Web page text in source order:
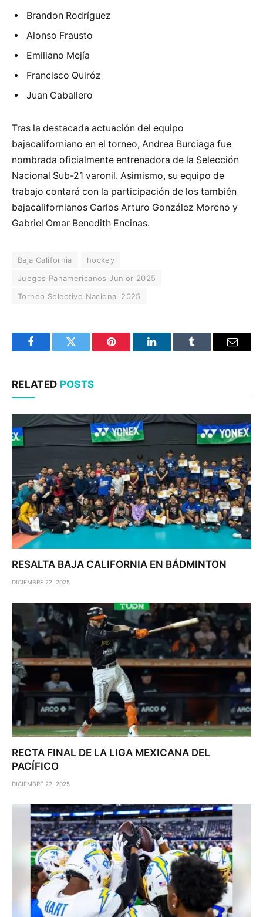
Brandon Rodríguez
Alonso Frausto
Emiliano Mejía
Francisco Quiróz
Juan Caballero
Tras la destacada actuación del equipo
bajacaliforniano en el torneo, Andrea Burciaga fue
nombrada oficialmente entrenadora de la Selección
Nacional Sub-21 varonil. Asimismo, su equipo de
trabajo contará con la participación de los también
bajacalifornianos Carlos Arturo González Moreno y
Gabriel Omar Benedith Encinas.
Baja California
hockey
Juegos Panamericanos Junior 2025
Torneo Selectivo Nacional 2025
FacebookTwitter Pinterest LinkedInTumblr Email
RELATED POSTS
RESALTA BAJA CALIFORNIA EN BÁDMINTON
DICIEMBRE 22, 2025
RECTA FINAL DE LA LIGA MEXICANA DEL
PACÍFICO
DICIEMBRE 22, 2025